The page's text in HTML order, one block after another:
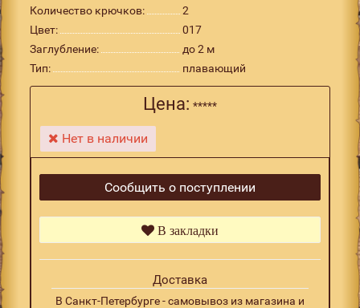
Количество крючков:
2
Цвет:
017
Заглубление:
до 2 м
Тип:
плавающий
Цена: *****
Нет в наличии
Сообщить о поступлении
В закладки
Доставка
В Санкт-Петербурге - самовывоз из магазина и